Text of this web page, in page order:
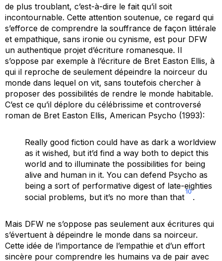
de plus troublant, c’est-à-dire le fait qu’il soit
incontournable. Cette attention soutenue, ce regard qui
s’efforce de comprendre la souffrance de façon littérale
et empathique, sans ironie ou cynisme, est pour DFW
un authentique projet d’écriture romanesque. Il
s’oppose par exemple à l’écriture de Bret Easton Ellis, à
qui il reproche de seulement dépeindre la noirceur du
monde dans lequel on vit, sans toutefois chercher à
proposer des possibilités de rendre le monde habitable.
C’est ce qu’il déplore du célébrissime et controversé
roman de Bret Easton Ellis, American Psycho (1993):
Really good fiction could have as dark a worldview
as it wished, but it’d find a way both to depict this
world and to illuminate the possibilities for being
alive and human in it. You can defend Psycho as
being a sort of performative digest of late-eighties
social problems, but it’s no more than that
10
.
Mais DFW ne s’oppose pas seulement aux écritures qui
s’évertuent à dépeindre le monde dans sa noirceur.
Cette idée de l’importance de l’empathie et d’un effort
sincère pour comprendre les humains va de pair avec